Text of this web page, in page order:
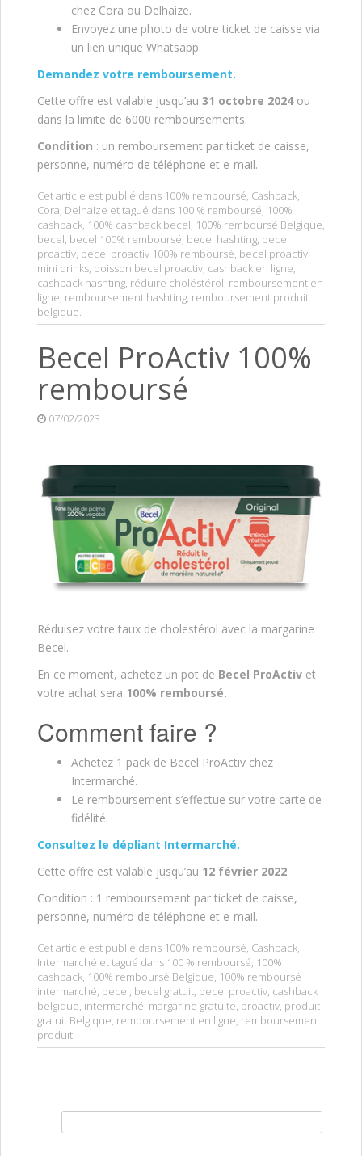
chez Cora ou Delhaize.
Envoyez une photo de votre ticket de caisse via
un lien unique Whatsapp.
Demandez votre remboursement.
Cette offre est valable jusqu’au 31 octobre 2024ou
dans la limite de 6000 remboursements.
Condition : un remboursement par ticket de caisse,
personne, numéro de téléphone et e-mail.
Cet article est publié dans 100% remboursé, Cashback,
Cora, Delhaize et tagué dans 100 % remboursé, 100%
cashback, 100% cashback becel, 100% remboursé Belgique,
becel, becel 100% remboursé, becel hashting, becel
proactiv, becel proactiv 100% remboursé, becel proactiv
mini drinks, boisson becel proactiv, cashback en ligne,
cashback hashting, réduire choléstérol, remboursement en
ligne, remboursement hashting, remboursement produit
belgique.
Becel ProActiv 100%
remboursé
07/02/2023
Réduisez votre taux de cholestérol avec la margarine
Becel.
En ce moment, achetez un pot de Becel ProActiv et
votre achat sera 100% remboursé.
Comment faire ?
Achetez 1 pack de Becel ProActiv chez
Intermarché.
Le remboursement s’effectue sur votre carte de
fidélité.
Consultez le dépliant Intermarché.
Cette offre est valable jusqu’au 12 février 2022.
Condition : 1 remboursement par ticket de caisse,
personne, numéro de téléphone et e-mail.
Cet article est publié dans 100% remboursé, Cashback,
Intermarché et tagué dans 100 % remboursé, 100%
cashback, 100% remboursé Belgique, 100% remboursé
intermarché, becel, becel gratuit, becel proactiv, cashback
belgique, intermarché, margarine gratuite, proactiv, produit
gratuit Belgique, remboursement en ligne, remboursement
produit.